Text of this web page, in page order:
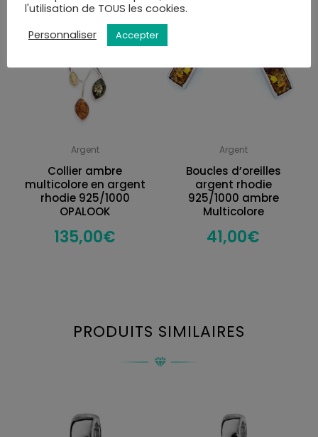
Argent
Collier ambre
multicolore en argent
rhodie 925/1000
OPALOOK
135,00€
Argent
Boucles d’oreilles
argent rhodie
925/1000 ambre
Multicolore
41,00€
PRODUITS SIMILAIRES
l'utilisation de TOUS les cookies.
Personnaliser
Accepter